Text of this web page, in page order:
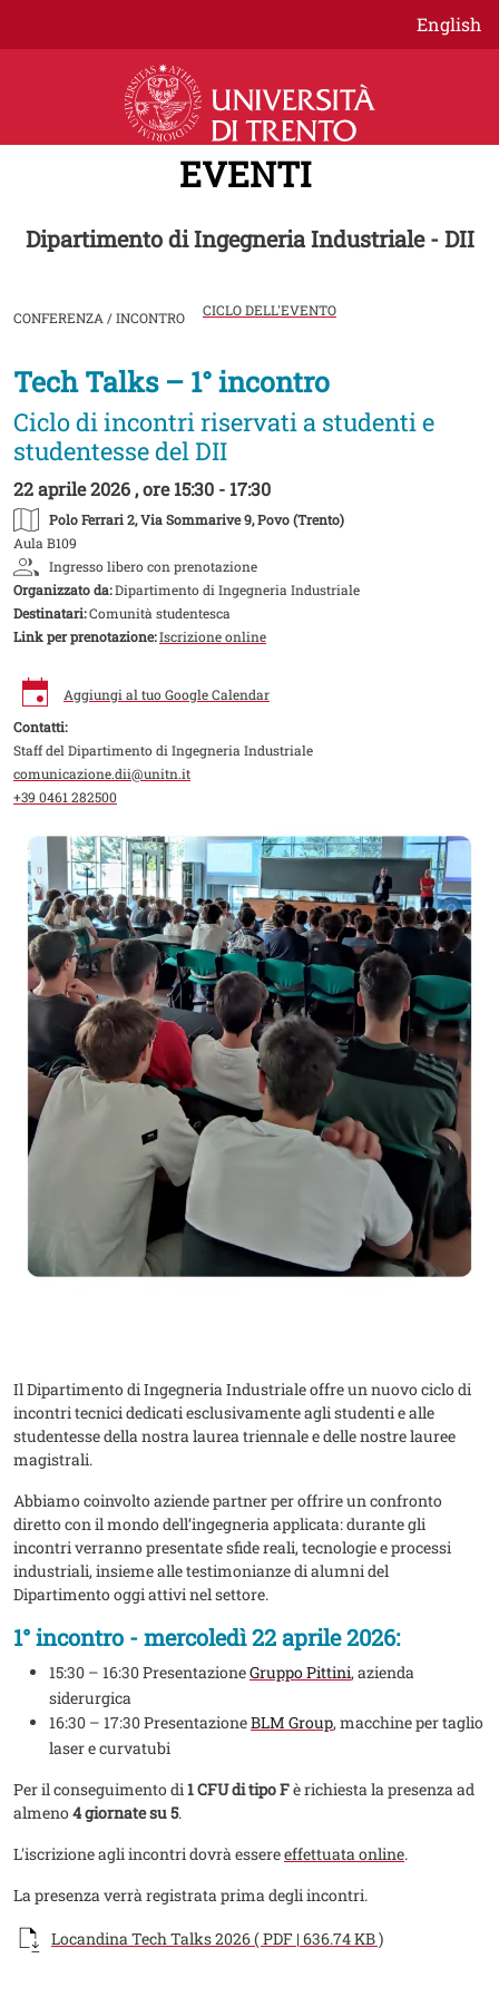
Salta al contenuto principale
English
EVENTI
Dipartimento di Ingegneria Industriale - DII
CONFERENZA / INCONTRO CICLO DELL'EVENTO
Image
Tech Talks – 1° incontro
Ciclo di incontri riservati a studenti e
studentesse del DII
22 aprile 2026 , ore 15:30 - 17:30
Polo Ferrari 2, Via Sommarive 9, Povo (Trento)
Aula B109
Ingresso libero con prenotazione
Organizzato da:Dipartimento di Ingegneria Industriale
Destinatari:Comunità studentesca
Link per prenotazione:Iscrizione online
Aggiungi al tuo Google Calendar
Contatti:
Staff del Dipartimento di Ingegneria Industriale
comunicazione.dii@unitn.it
+39 0461 282500
Il Dipartimento di Ingegneria Industriale offre un nuovo ciclo di
incontri tecnici dedicati esclusivamente agli studenti e alle
studentesse della nostra laurea triennale e delle nostre lauree
magistrali.
Abbiamo coinvolto aziende partner per offrire un confronto
diretto con il mondo dell’ingegneria applicata: durante gli
incontri verranno presentate sfide reali, tecnologie e processi
industriali, insieme alle testimonianze di alumni del
Dipartimento oggi attivi nel settore.
1° incontro - mercoledì 22 aprile 2026:
15:30 – 16:30 PresentazioneGruppo Pittini, azienda
siderurgica
16:30 – 17:30 PresentazioneBLM Group, macchine per taglio
laser e curvatubi
Per il conseguimento di1 CFU di tipo Fè richiesta la presenza ad
almeno4 giornate su 5.
L'iscrizione agli incontri dovrà essereeffettuata online.
La presenza verrà registrata prima degli incontri.
Documento
Locandina Tech Talks 2026 ( PDF | 636.74 KB )